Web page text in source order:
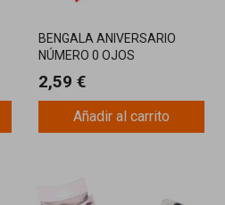
BENGALA ANIVERSARIO
NÚMERO 0 OJOS
2,59 €
Añadir al carrito